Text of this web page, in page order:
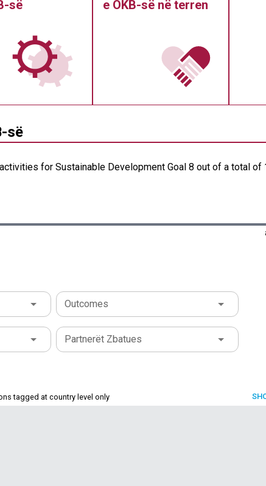
së
e OKB-së në terren
së
activities for Sustainable Development Goal 8 out of a total of
Outcomes
Partnerët Zbatues
tagged at country level only